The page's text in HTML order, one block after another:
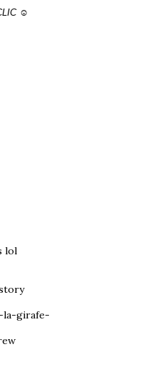
☺
lol
la-girafe-